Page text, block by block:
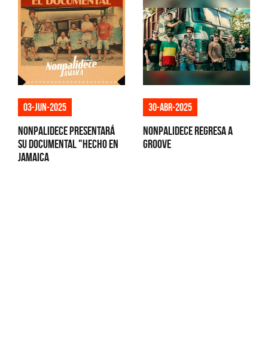
03-jun-2025
Nonpalidece presentará
su documental "Hecho en
Jamaica
30-abr-2025
Nonpalidece regresa a
Groove